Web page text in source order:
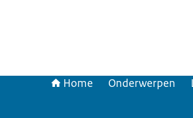
Home Onderwerpen